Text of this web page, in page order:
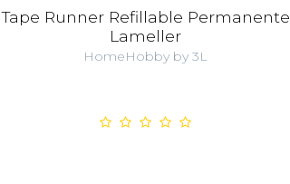
Tape Runner Refillable Permanente
Lameller
HomeHobby by 3L